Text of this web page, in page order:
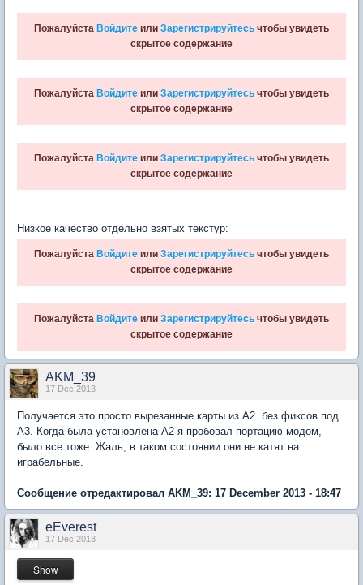
Пожалуйста Войдите или Зарегистрируйтесь чтобы увидеть
скрытое содержание
Пожалуйста Войдите или Зарегистрируйтесь чтобы увидеть
скрытое содержание
Пожалуйста Войдите или Зарегистрируйтесь чтобы увидеть
скрытое содержание
Низкое качество отдельно взятых текстур:
Пожалуйста Войдите или Зарегистрируйтесь чтобы увидеть
скрытое содержание
Пожалуйста Войдите или Зарегистрируйтесь чтобы увидеть
скрытое содержание
AKM_39
17 Dec 2013
Получается это просто вырезанные карты из А2 без фиксов под
А3. Когда была установлена А2 я пробовал портацию модом,
было все тоже. Жаль, в таком состоянии они не катят на
играбельные.
Сообщение отредактировал AKM_39: 17 December 2013 - 18:47
eEverest
17 Dec 2013